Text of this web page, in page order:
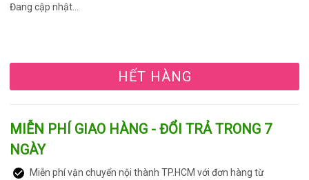
Đang cập nhật...
HẾT HÀNG
MIỄN PHÍ GIAO HÀNG - ĐỔI TRẢ TRONG 7
NGÀY
Miễn phí vận chuyển nội thành TP.HCM với đơn hàng từ